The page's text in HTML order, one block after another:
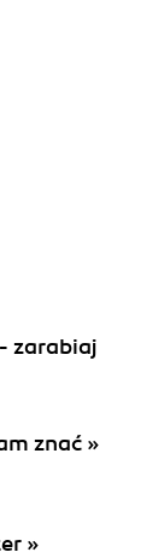
zarabiaj
znać »
»